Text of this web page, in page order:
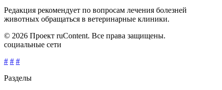
Редакция рекомендует по вопросам лечения болезней
животных обращаться в ветеринарные клиники.
© 2026 Проект ruContent. Все права защищены.
социальные сети
# # #
Разделы